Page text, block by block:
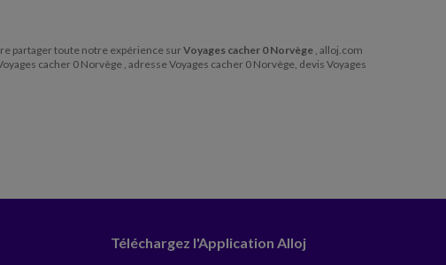
partager toute notre expérience surVoyages cacher 0 Norvège , alloj.com
cacher 0 Norvège , adresse Voyages cacher 0 Norvège, devis Voyages
Téléchargez l'Application Alloj